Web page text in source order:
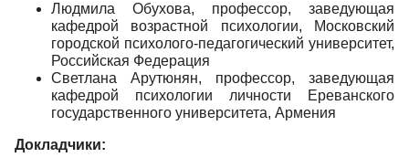
Людмила Обухова, профессор, заведующая
кафедрой возрастной психологии, Московский
городской психолого-педагогический университет,
Российская Федерация
Светлана Арутюнян, профессор, заведующая
кафедрой психологии личности Ереванского
государственного университета, Армения
Докладчики: